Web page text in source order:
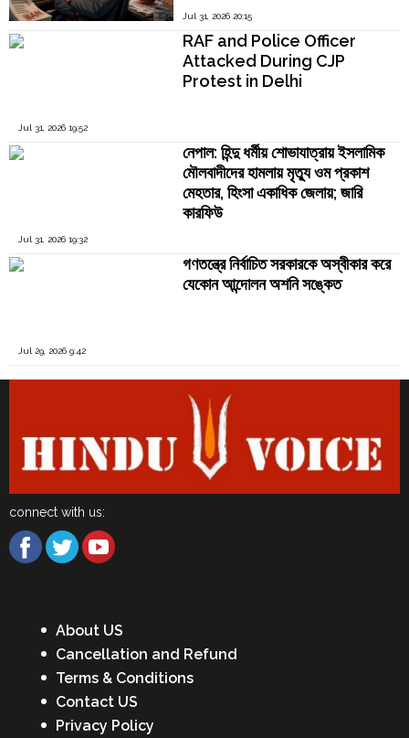
Jul 31, 2026 20:15
RAF and Police Officer
Attacked During CJP
Protest in Delhi
Jul 31, 2026 19:52
নেপাল: হিন্দু ধর্মীয় শোভাযাত্রায় ইসলামিক
মৌলবাদীদের হামলায় মৃত্যু ওম প্রকাশ
মেহতার, হিংসা একাধিক জেলায়; জারি
কারফিউ
Jul 31, 2026 19:32
গণতন্ত্রে নির্বাচিত সরকারকে অস্বীকার করে
যেকোন আন্দোলন অশনি সঙ্কেত
Jul 29, 2026 9:42
connect with us:
About US
Cancellation and Refund
Terms & Conditions
Contact US
Privacy Policy